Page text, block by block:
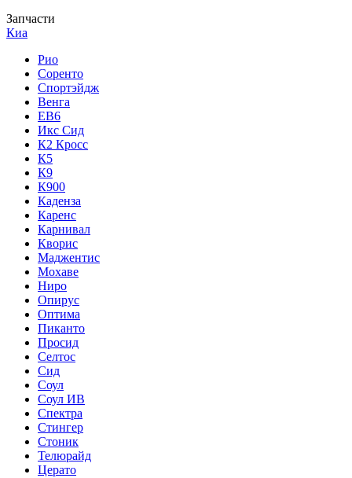
Запчасти
Киа
Рио
Соренто
Спортэйдж
Венга
ЕВ6
Икс Сид
К2 Кросс
К5
К9
К900
Каденза
Каренс
Карнивал
Кворис
Маджентис
Мохаве
Ниро
Опирус
Оптима
Пиканто
Просид
Селтос
Сид
Соул
Соул ИВ
Спектра
Стингер
Стоник
Телюрайд
Церато